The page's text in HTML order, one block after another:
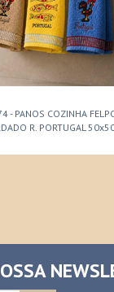
- PANOS COZINHA
R. PORTUGAL